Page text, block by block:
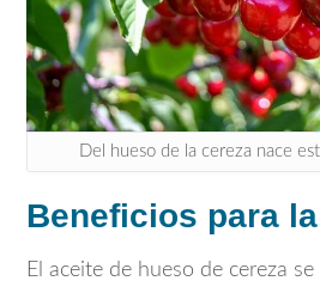
Del hueso de la cereza nace
Beneficios para
El aceite de hueso de cereza